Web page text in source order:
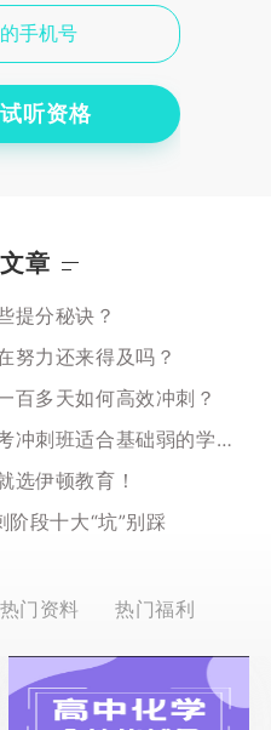
听资格
章
提分秘诀？
努力还来得及吗？
百多天如何高效冲刺？
高考冲刺阶段，伊顿高考冲刺班适合基础弱的学生吗？
选伊顿教育！
段十大“坑”别踩
热门资料 热门福利